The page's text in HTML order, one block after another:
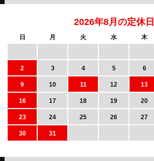
2026年8月の定休日
日 月 火 水 木
2
3 4 5 6
9
10 11 12 13
16
17 18 19 20
23
24 25 26 27
30
31